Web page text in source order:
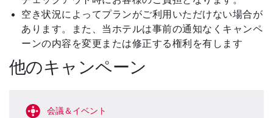
空き状況によってプランがご利用いただけない場合が
あります。また、当ホテルは事前の通知なくキャンペ
ーンの内容を変更または修正する権利を有します
他のキャンペーン
会議＆イベント